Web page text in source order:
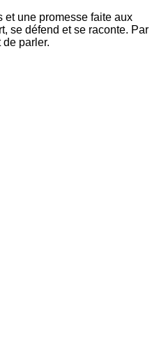
et une promesse faite aux
se défend et se raconte. Par
de parler.